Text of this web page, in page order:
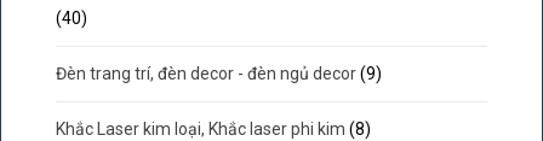
(40)
Đèn trang trí, đèn decor - đèn ngủ decor (9)
Khắc Laser kim loại, Khắc laser phi kim (8)